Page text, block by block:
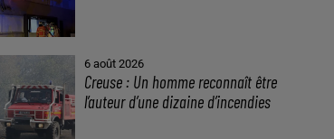
6 août 2026
Creuse : Un homme reconnaît être
l’auteur d’une dizaine d’incendies